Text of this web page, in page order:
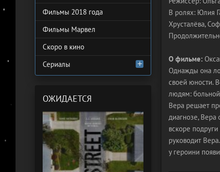
В ролях: Юлия
Хрусталёва,
О фильме:
Однажды она
своей юности.
людям:
Вера решает
диагнозе, Вера
вскоре
руководит
у героини
Фильмы 2018 года
Фильмы Марвел
Скоро в кино
Сериалы
ОЖИДАЕТСЯ